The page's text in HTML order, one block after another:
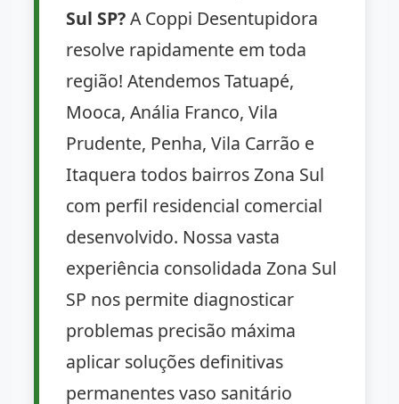
Sul SP?A Coppi Desentupidora
resolve rapidamente em toda
região! Atendemos Tatuapé,
Mooca, Anália Franco, Vila
Prudente, Penha, Vila Carrão e
Itaquera todos bairros Zona Sul
com perfil residencial comercial
desenvolvido. Nossa vasta
experiência consolidada Zona Sul
SP nos permite diagnosticar
problemas precisão máxima
aplicar soluções definitivas
permanentes vaso sanitário